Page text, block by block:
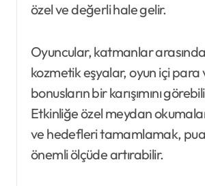
özel ve değerli hale gelir.
Oyuncular, katmanlar
kozmetik eşyalar, oyun içi para
bonusların bir karışımını
Etkinliğe özel meydan
ve hedefleri tamamlamak,
önemli ölçüde artırabilir.